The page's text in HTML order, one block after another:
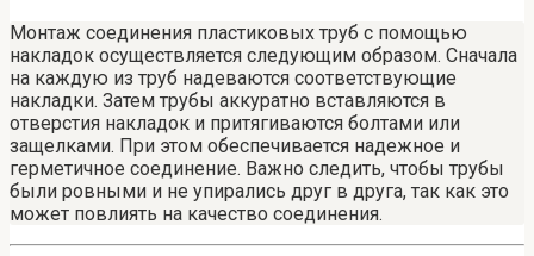
Монтаж соединения пластиковых труб с помощью
накладок осуществляется следующим образом. Сначала
на каждую из труб надеваются соответствующие
накладки. Затем трубы аккуратно вставляются в
отверстия накладок и притягиваются болтами или
защелками. При этом обеспечивается надежное и
герметичное соединение. Важно следить, чтобы трубы
были ровными и не упирались друг в друга, так как это
может повлиять на качество соединения.